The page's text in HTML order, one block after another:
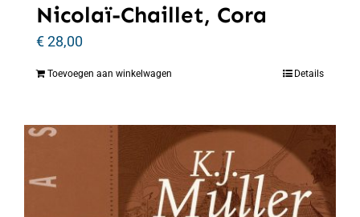
Nicolaï-Chaillet, Cora
€28,00
Toevoegen aan winkelwagen Details